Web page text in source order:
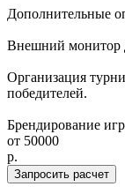
Дополнительные
Внешний монитор
Организация
победителей.
Брендирование
от 50000
p.
Запросить расчет